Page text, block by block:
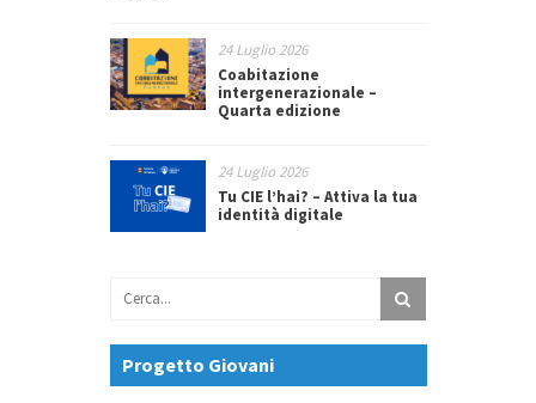
24 Luglio 2026
Coabitazione
intergenerazionale –
Quarta edizione
24 Luglio 2026
Tu CIE l’hai? – Attiva la tua
identità digitale
Progetto Giovani